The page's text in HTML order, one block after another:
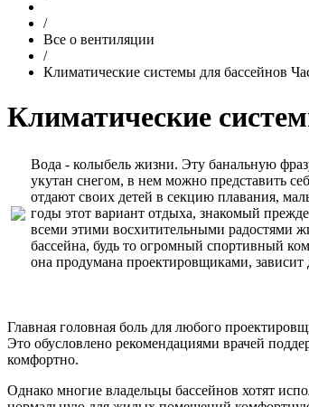
/
Все о вентиляции
/
Климатические системы для бассейнов
Климатические
Вода - колыбель жизни. Эту банальную
укутан снегом, в нем можно представить
отдают своих детей в секцию плавания,
годы этот вариант отдыха, знакомый
всеми этими восхитительными радостями
бассейна, будь то огромный спортивный
она продумана проектировщиками, зависит
Главная головная боль для любого
Это обусловлено рекомендациями врачей
комфортно.
Однако многие владельцы бассейнов хотят